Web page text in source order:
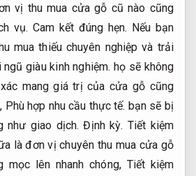
vị thu mua cửa gỗ cũ nào cũng
vụ. Cam kết đúng hẹn. Nếu bạn
mua thiếu chuyên nghiệp và trải
giàu kinh nghiệm. họ sẽ không
mang giá trị của cửa gỗ cũng
Phù hợp nhu cầu thực tế. bạn sẽ bị
như giao dịch.Định kỳ. Tiết kiệm
là đơn vị chuyên thu mua cửa gỗ
mọc lên nhanh chóng, Tiết kiệm